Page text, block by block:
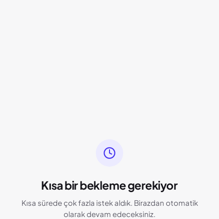
Kısa bir bekleme gerekiyor
Kısa sürede çok fazla istek aldık. Birazdan otomatik
olarak devam edeceksiniz.